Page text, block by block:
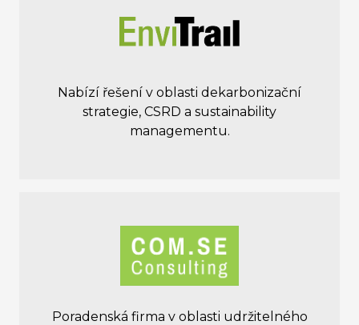
Nabízí řešení v oblasti dekarbonizační
strategie, CSRD a sustainability
managementu.
Poradenská firma v oblasti udržitelného